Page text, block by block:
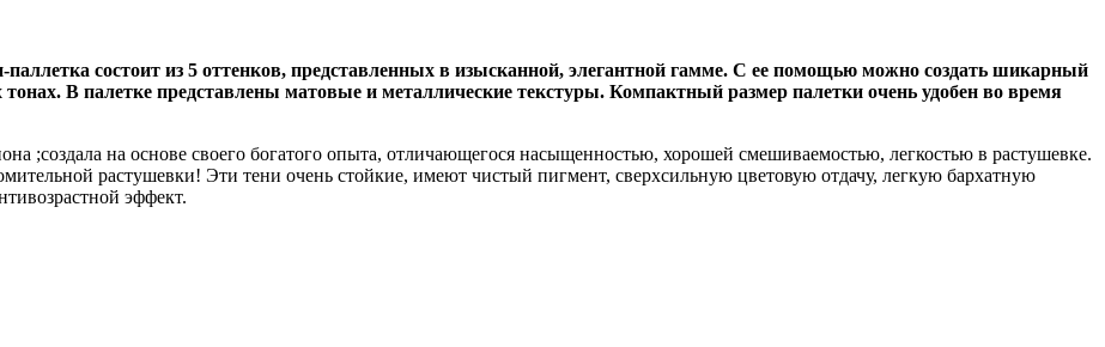
состоит из 5 оттенков, представленных в изысканной, элегантной гамме. С ее помощью можно создать шикарный
В палетке представлены матовые и металлические текстуры. Компактный размер палетки очень удобен во время
;создала на основе своего богатого опыта, отличающегося насыщенностью, хорошей смешиваемостью, легкостью в растушевке.
растушевки! Эти тени очень стойкие, имеют чистый пигмент, сверхсильную цветовую отдачу, легкую бархатную
эффект.